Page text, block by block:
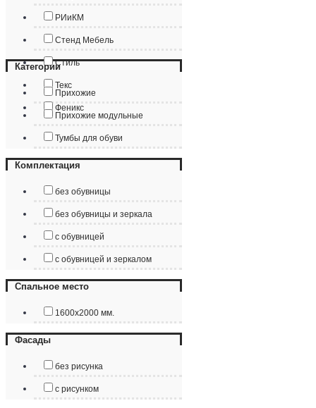
РИиКМ
Стенд Мебель
Стиль
Текс
Феникс
Категории
Прихожие
Прихожие модульные
Тумбы для обуви
Комплектация
без обувницы
без обувницы и зеркала
с обувницей
с обувницей и зеркалом
Спальное место
1600х2000 мм.
Фасады
без рисунка
с рисунком